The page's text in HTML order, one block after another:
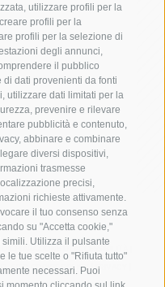
utilizzare profili per la
profili per la
profili per la selezione di
degli annunci,
il pubblico
dati provenienti da fonti
utilizzare dati limitati per la
prevenire e rilevare
pubblicità e contenuto,
abbinare e combinare
diversi dispositivi,
trasmesse
precisi,
richieste attivamente.
il tuo consenso senza
su "Accetta cookie,"
Utilizza il pulsante
le tue scelte o "Rifiuta tutto"
necessari. Puoi
DICHIARAZIONE DI ACCESSIBILITÀ
SITO COOKIE POLICY PRIVACY